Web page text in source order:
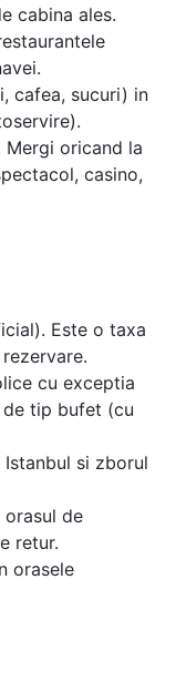
cabina ales.
cafea, sucuri) in
oricand la
casino,
Este o taxa
cu exceptia
tip bufet (cu
si zborul
de
retur.
orasele